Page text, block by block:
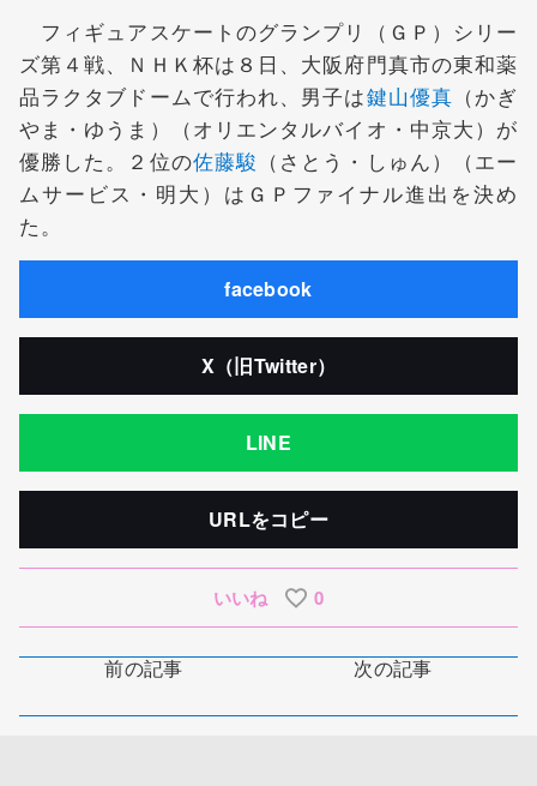
フィギュアスケートのグランプリ（ＧＰ）シリー
ズ第４戦、ＮＨＫ杯は８日、大阪府門真市の東和薬
品ラクタブドームで行われ、男子は鍵山優真 （かぎ
やま・ゆうま）（オリエンタルバイオ・中京大）が
優勝した。２位の佐藤駿 （さとう・しゅん）（エー
ムサービス・明大）はＧＰファイナル進出を決め
た。
facebook
X（旧Twitter）
LINE
URLをコピー
いいね 0
前の記事 次の記事